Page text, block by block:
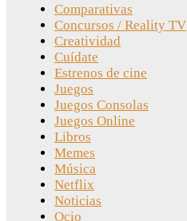
Comparativas
Concursos / Reality TV
Creatividad
Cuídate
Estrenos de cine
Juegos
Juegos Consolas
Juegos Online
Libros
Memes
Música
Netflix
Noticias
Ocio